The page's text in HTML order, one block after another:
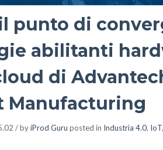
punto di
abilitanti
di
Manufacturing
/ byiProd Guru posted in Industria 4.0, IoT,